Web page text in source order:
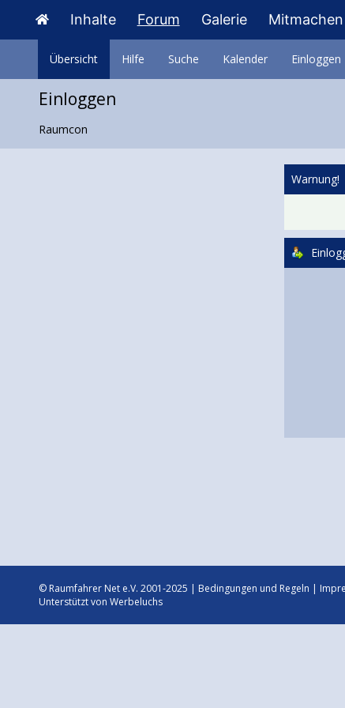
Inhalte Forum Galerie Mitmachen
Übersicht Hilfe Suche Kalender Einloggen
Einloggen
Raumcon
Warnung!
© Raumfahrer Net e.V. 2001-2025 | Bedingungen und Regeln |
Unterstützt von Werbeluchs